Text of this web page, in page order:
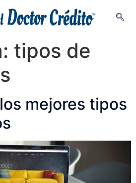
tipos de
mejores tipos